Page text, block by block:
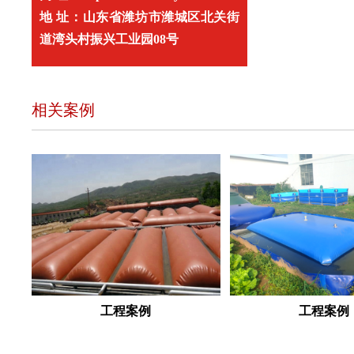
地 址：山东省潍坊市潍城区北关街
道湾头村振兴工业园08号
相关案例
工程案例 工程案例